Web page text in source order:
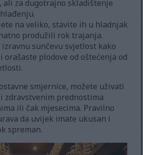
za dugotrajno skladištenje
na veliko, stavite ih u hladnjak
produžili rok trajanja.
sunčevu svjetlost kako
plodove od oštećenja od
smjernice, možete uživati
zdravstvenim prednostima
ili čak mjesecima. Pravilno
da uvijek imate ukusan i
spreman.